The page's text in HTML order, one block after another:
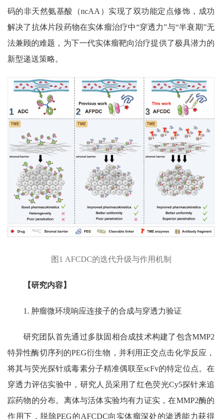
码的非天然氨基酸（ncAA ）实现了双功能定点修饰，成功
解决了抗体片段药物在实体瘤治疗中“穿透力”与“半衰期”无
法兼顾的难题，为下一代实体瘤靶向治疗提供了极具潜力的
新型递送策略。
图 1 AFCDC的迭代升级与作用机制
【研究内容】
1. 肿瘤微环境响应连接子的合成与穿透力验证
研究团队首先通过多肽固相合成技术构建了包含MMP2
特异性酶切序列的PEG衍生物，并利用正交点击化学反应，
将其与荧光探针或毒素分子精准偶联至scFv的特定位点。在
穿透力评估实验中，研究人员采用了红色荧光Cy5探针来追
踪药物的分布。离体与活体实验均有力证实，在MMP2酶的
作用下，脱除PEG的AFCDC向实体瘤深处的渗透能力获得